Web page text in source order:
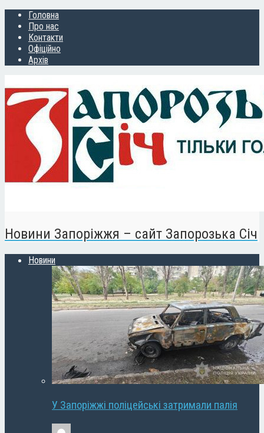
Головна
Про нас
Контакти
Офіційно
Архів
Новини Запоріжжя – сайт Запорозька Січ
Новини
У Запоріжжі поліцейські затримали палія